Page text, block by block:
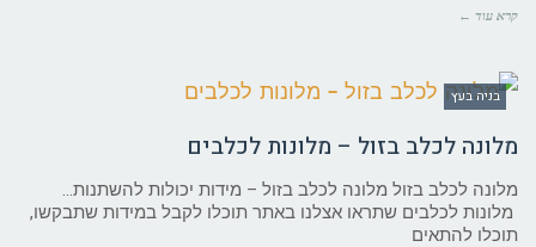
קרא עוד ←
בניה בעץ
מלונה לכלב בזול – מלונות לכלבים
מלונה לכלב בזול מלונה לכלב בזול – מידות יכולות להשתנות…
מלונות לכלבים שתראו אצלנו באתר תוכלו לקבל במידות שתבקשו,
תוכלו להתאים